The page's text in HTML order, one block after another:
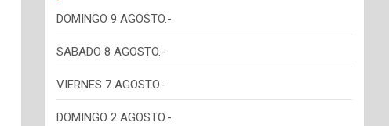
DOMINGO 9 AGOSTO.-
SABADO 8 AGOSTO.-
VIERNES 7 AGOSTO.-
DOMINGO 2 AGOSTO.-